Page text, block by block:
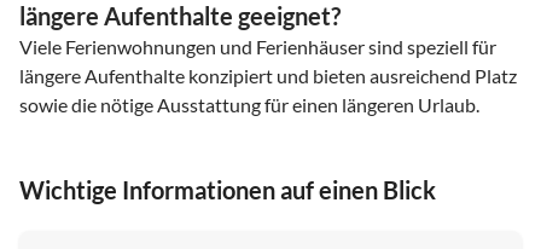
längere Aufenthalte geeignet?
Viele Ferienwohnungen und Ferienhäuser sind speziell für
längere Aufenthalte konzipiert und bieten ausreichend Platz
sowie die nötige Ausstattung für einen längeren Urlaub.
Wichtige Informationen auf einen Blick